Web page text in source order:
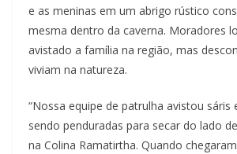
e as meninas em um abrigo rústico
mesma dentro da caverna. Moradores
avistado a família na região, mas
viviam na natureza.
“Nossa equipe de patrulha avistou sáris
sendo penduradas para secar do lado
na Colina Ramatirtha. Quando